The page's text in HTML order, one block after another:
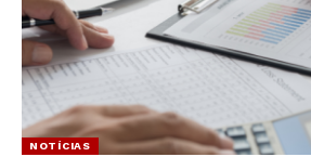
NOTÍCIAS